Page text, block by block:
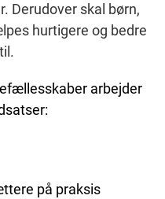
Derudover skal børn,
hurtigere og bedre
arbejder
på praksis